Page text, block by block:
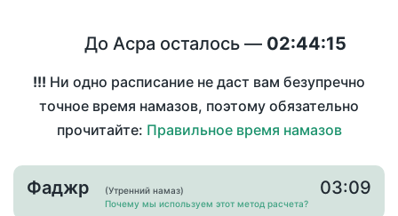
До Асра осталось — 02:44:15
!!! Ни одно расписание не даст вам безупречно
точное время намазов, поэтому обязательно
прочитайте: Правильное время намазов
Фаджр
(Утренний намаз)
Почему мы используем этот метод расчета?
03:09